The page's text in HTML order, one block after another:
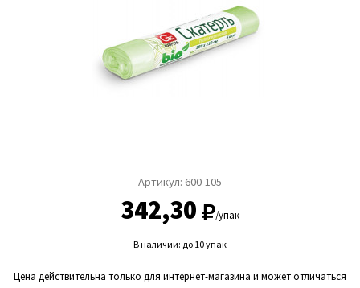
Артикул: 600-105
342,30 /упак
В наличии: до 10 упак
Цена действительна только для интернет-магазина и может отличаться